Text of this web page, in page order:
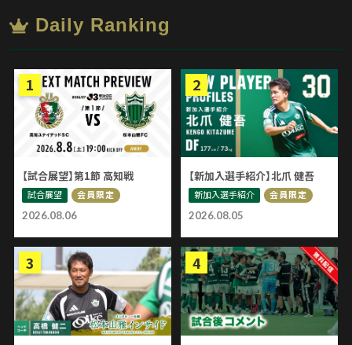
Daily Ranking
2026.08.06
【試合展望】第1節 高知戦
試合展望
会員限定
2026.08.05
【新加入選手紹介】北爪 健吾
新加入選手紹介 会員限定